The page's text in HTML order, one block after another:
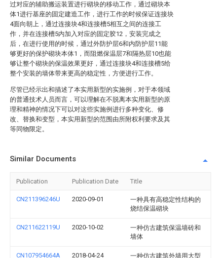
过对应的辅助搬运装置进行砌块的移动工作，通过砌块本
体1进行基座的固定建造工作，进行工作的时候保证连接块
4面向朝上，通过连接块4和连接槽5相互之间的连接工
作，并在连接槽5内加入对应的固定胶12，安装完成之
后，在进行使用的时候，通过外防护层6和内防护层11能
够更好的保护砌块本体1，而阻燃保温层7和隔热层10也能
够让整个砌块的保温效果更好，通过连接块4和连接槽5给
整个安装的墙体带来更高的稳定性，方便进行工作。
尽管已经示出和描述了本实用新型的实施例，对于本领域
的普通技术人员而言，可以理解在不脱离本实用新型的原
理和精神的情况下可以对这些实施例进行多种变化、修
改、替换和变型，本实用新型的范围由所附权利要求及其
等同物限定。
Similar Documents
Publication Publication Date Title
CN211396246U 2020-09-01
一种具有高稳定性结构的
烧结保温砌块
CN211622119U 2020-10-02
一种仿古建筑保温墙砖和
墙体
CN107954664A 2018-04-24
一种仿古建筑外墙用大型